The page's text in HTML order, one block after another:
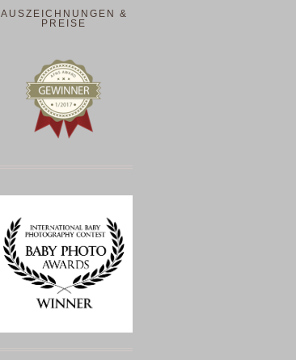
AUSZEICHNUNGEN &
PREISE